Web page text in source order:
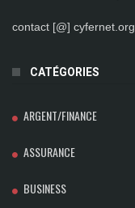
contact [@] cyfernet.org
CATÉGORIES
ARGENT/FINANCE
ASSURANCE
BUSINESS